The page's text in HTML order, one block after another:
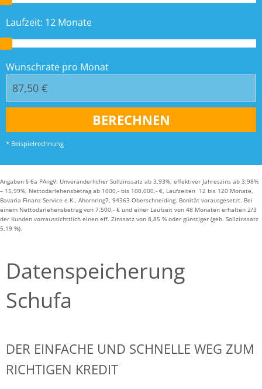
Laufzeit: 12 Monate
Wunschrate pro Monat
* Beispielrechnung
Angaben § 6a PAngV: Unveränderlicher Sollzinssatz ab 3,93%, effektiver Jahreszins ab 3,98%
– 15,99%, Nettodarlehensbetrag ab 1000,- bis 100.000,- €, Laufzeiten 12 bis 120 Monate,
Bavaria Finanz Service e.K., Ahornring7, 94363 Oberschneiding. Bonität vorausgesetzt. Bei
einem Nettodarlehensbetrag von 7.500,- € und einer Laufzeit von 48 Monaten erhalten 2/3
der Kunden vorraussichttlich einen eff. Zinssatz von 8,85 % oder günstiger (geb. Sollzinssatz
5,19 %).
Datenspeicherung
Schufa
DER EINFACHE UND SCHNELLE WEG ZUM
RICHTIGEN KREDIT